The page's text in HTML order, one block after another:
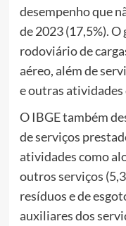
desempenho que
de 2023 (17,5%).
rodoviário de
aéreo, além de
e outras
O IBGE também
de serviços
atividades como
outros serviços
resíduos e de
auxiliares dos